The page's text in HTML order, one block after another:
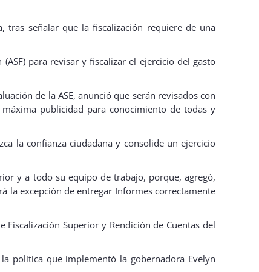
señalar que la fiscalización requiere de una
para revisar y fiscalizar el ejercicio del gasto
de la ASE, anunció que serán revisados con
publicidad para conocimiento de todas y
la confianza ciudadana y consolide un ejercicio
y a todo su equipo de trabajo, porque, agregó,
la excepción de entregar Informes correctamente
Superior y Rendición de Cuentas del
política que implementó la gobernadora Evelyn